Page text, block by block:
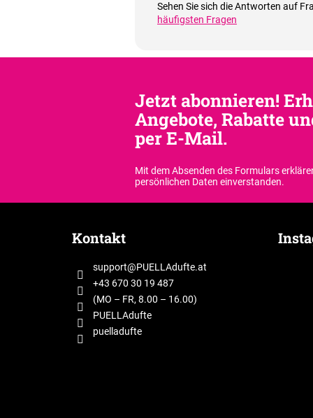
Sehen Sie sich die Antworten auf
häufigsten Fragen
Jetzt abonnieren!
Angebote, Rabatte
per E-Mail.
Mit dem Absenden des Formulars
persönlichen Daten einverstanden.
Kontakt
support@PUELLAdufte.at
+43 670 30 19 487
(MO – FR, 8.00 – 16.00)
PUELLAdufte
puelladufte